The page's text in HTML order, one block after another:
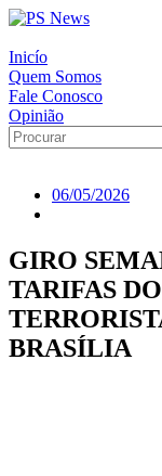
Inicío
Quem Somos
Fale Conosco
Opinião
06/05/2026
GIRO
TARIFAS
BRASÍLIA